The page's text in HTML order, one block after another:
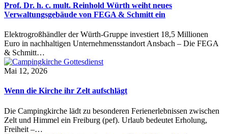
Prof. Dr. h. c. mult. Reinhold Würth weiht neues
Verwaltungsgebäude von FEGA & Schmitt ein
Elektrogroßhändler der Würth-Gruppe investiert 18,5 Millionen
Euro in nachhaltigen Unternehmensstandort Ansbach – Die FEGA
& Schmitt…
Mai 12, 2026
Wenn die Kirche ihr Zelt aufschlägt
Die Campingkirche lädt zu besonderen Ferienerlebnissen zwischen
Zelt und Himmel ein Freiburg (pef). Urlaub bedeutet Erholung,
Freiheit –…